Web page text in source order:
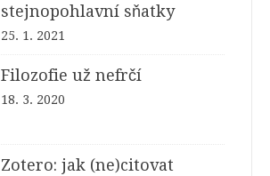
stejnopohlavní sňatky
25. 1. 2021
Filozofie už nefrčí
18. 3. 2020
Zotero: jak (ne)citovat